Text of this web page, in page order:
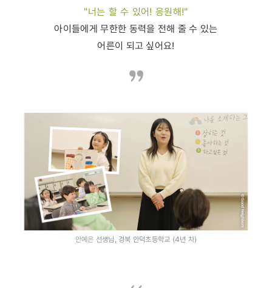
"너는 할 수 있어! 응원해!"
아이들에게 무한한 동력을 전해 줄 수 있는
어른이 되고 싶어요!
안예은 선생님, 경북 안덕초등학교 (4년 차)